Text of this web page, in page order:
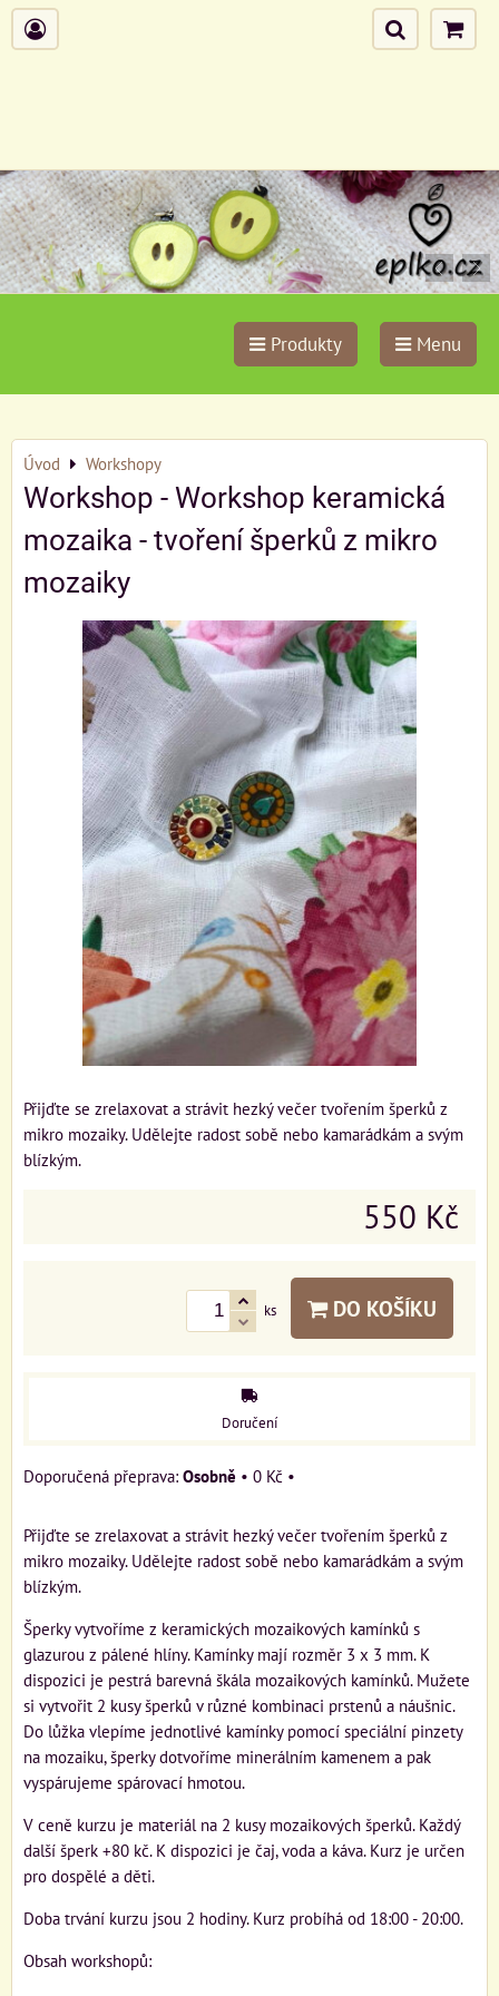
Produkty Menu
Úvod Workshopy
Workshop - Workshop keramická
mozaika - tvoření šperků z mikro
mozaiky
Přijďte se zrelaxovat a strávit hezký večer tvořením šperků z
mikro mozaiky. Udělejte radost sobě nebo kamarádkám a svým
blízkým.
550 Kč
ks DO KOŠÍKU
Doručení
Osobně • 0 Kč •
Přijďte se zrelaxovat a strávit hezký večer tvořením šperků z
mikro mozaiky. Udělejte radost sobě nebo kamarádkám a svým
blízkým.
Šperky vytvoříme z keramických mozaikových kamínků s
glazurou z pálené hlíny. Kamínky mají rozměr 3 x 3 mm. K
dispozici je pestrá barevná škála mozaikových kamínků. Mužete
si vytvořit 2 kusy šperků v různé kombinaci prstenů a náušnic.
Do lůžka vlepíme jednotlivé kamínky pomocí speciální pinzety
na mozaiku, šperky dotvoříme minerálním kamenem a pak
vyspárujeme spárovací hmotou.
V ceně kurzu je materiál na 2 kusy mozaikových šperků. Každý
další šperk +80 kč. K dispozici je čaj, voda a káva. Kurz je určen
pro dospělé a děti.
Doba trvání kurzu jsou 2 hodiny. Kurz probíhá od 18:00 - 20:00.
Obsah workshopů: